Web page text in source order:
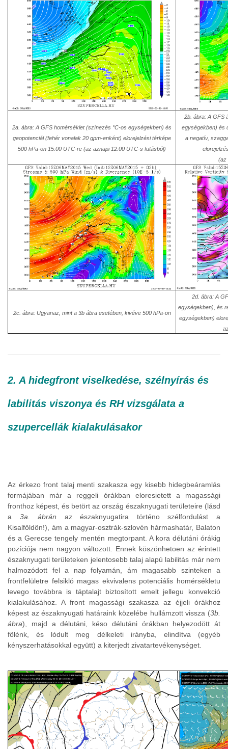
2a. ábra: A GFS homérséklet (színezés °C-os egységekben) és
geopotenciál (fehér vonalak 20 gpm-enként) elorejelzési térképe
500 hPa-on 15:00 UTC-re (az aznapi 12:00 UTC-s futásból)
2b. ábra: A GFS
egységekben) és
a negatív,
(az
2c. ábra: Ugyanaz, mint a 3b ábra esetében, kivéve 500 hPa-on
2d. ábra: A
egységekben), és
egységekben)
2. A hidegfront viselkedése, szélnyírás és
labilitás viszonya és RH vizsgálata a
szupercellák kialakulásakor
Az érkezo front talaj menti szakasza egy kisebb hidegbeáramlás
formájában már a reggeli órákban eloresietett a magassági
fronthoz képest, és betört az ország északnyugati területeire (lásd
a 3a. ábrán az északnyugatira történo szélfordulást a
Kisalföldön!), ám a magyar-osztrák-szlovén hármashatár, Balaton
és a Gerecse tengely mentén megtorpant. A kora délutáni órákig
pozíciója nem nagyon változott. Ennek köszönhetoen az érintett
északnyugati területeken jelentosebb talaj alapú labilitás már nem
halmozódott fel a nap folyamán, ám magasabb szinteken a
frontfelületre felsikló magas ekvivalens potenciális homérsékletu
levego továbbra is táptalajt biztosított emelt jellegu konvekció
kialakulásához. A front magassági szakasza az éjjeli órákhoz
képest az északnyugati határaink közelébe hullámzott vissza (3b.
ábra), majd a délutáni, késo délutáni órákban helyezodött át
fölénk, és lódult meg délkeleti irányba, elindítva (egyéb
kényszerhatásokkal együtt) a kiterjedt zivatartevékenységet.